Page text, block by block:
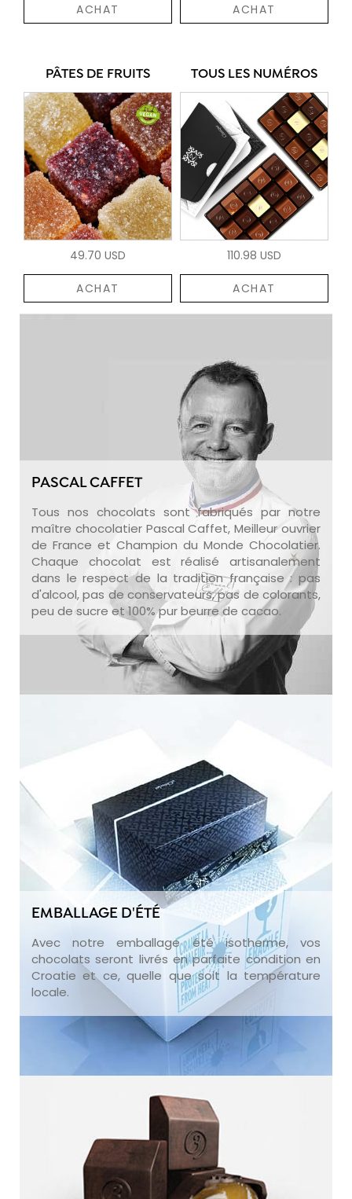
ACHAT ACHAT
PÂTES DE FRUITS
49.70 USD
ACHAT
TOUS LES NUMÉROS
110.98 USD
ACHAT
PASCAL CAFFET
Tous nos chocolats sont fabriqués par notre
maître chocolatier Pascal Caffet, Meilleur ouvrier
de France et Champion du Monde Chocolatier.
Chaque chocolat est réalisé artisanalement
dans le respect de la tradition française : pas
d'alcool, pas de conservateurs, pas de colorants,
peu de sucre et 100% pur beurre de cacao.
EMBALLAGE D'ÉTÉ
Avec notre emballage été isotherme, vos
chocolats seront livrés en parfaite condition en
Croatie et ce, quelle que soit la température
locale.